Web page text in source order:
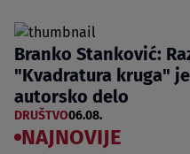
Branko Stanković:
"Kvadratura kruga"
autorsko delo
DRUŠTVO06.08.
NAJNOVIJE